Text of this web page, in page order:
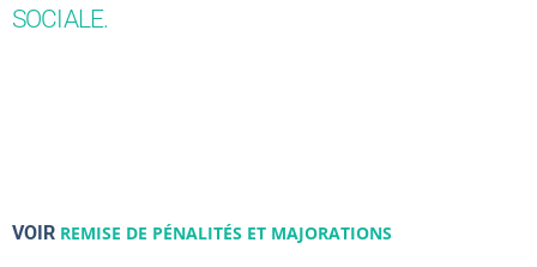
SOCIALE.
VOIR REMISE DE PÉNALITÉS ET MAJORATIONS